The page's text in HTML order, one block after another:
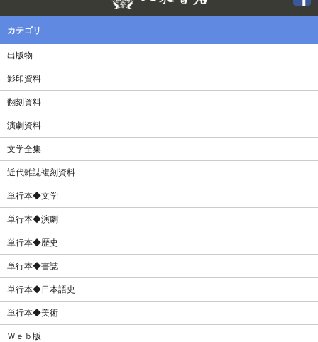
カテゴリ
出版物
影印資料
翻刻資料
演劇資料
文学全集
近代雑誌複刻資料
単行本◆文学
単行本◆演劇
単行本◆歴史
単行本◆書誌
単行本◆日本語史
単行本◆美術
Ｗｅｂ版